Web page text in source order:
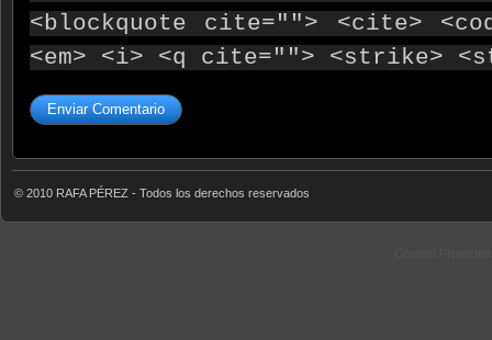
<blockquote cite=""> <cite>
<em> <i> <q cite=""> <strike>
© 2010 RAFA PÉREZ - Todos los derechos reservados